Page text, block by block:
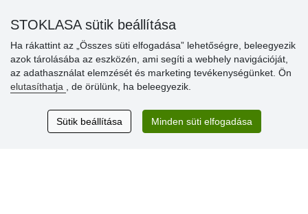
Vásárlók
értékelése
Excellent service
Thank you.
STOKLASA sütik beállítása
Ha rákattint az „Összes süti elfogadása” lehetőségre, beleegyezik
azok tárolásába az eszközén, ami segíti a webhely navigációját,
az adathasználat elemzését és marketing tevékenységünket. Ön
elutasíthatja
, de örülünk, ha beleegyezik.
Sütik beállítása Minden süti elfogadása